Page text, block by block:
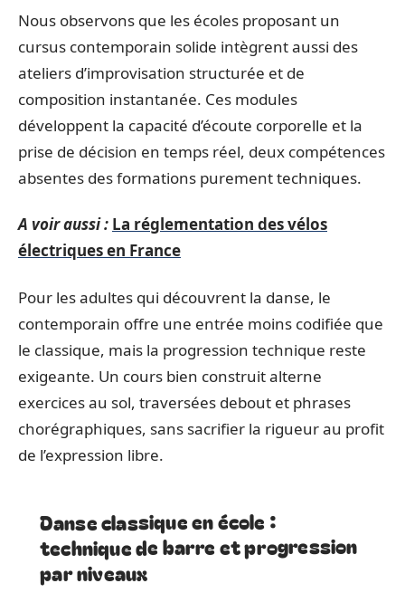
Nous observons que les écoles proposant un
cursus contemporain solide intègrent aussi des
ateliers d’improvisation structurée et de
composition instantanée. Ces modules
développent la capacité d’écoute corporelle et la
prise de décision en temps réel, deux compétences
absentes des formations purement techniques.
A voir aussi : La réglementation des vélos
électriques en France
Pour les adultes qui découvrent la danse, le
contemporain offre une entrée moins codifiée que
le classique, mais la progression technique reste
exigeante. Un cours bien construit alterne
exercices au sol, traversées debout et phrases
chorégraphiques, sans sacrifier la rigueur au profit
de l’expression libre.
Danse classique en école :
technique de barre et progression
par niveaux